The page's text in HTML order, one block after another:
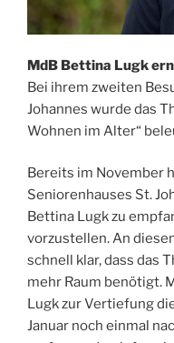
MdB Bettina Lugk
Bei ihrem zweiten
Johannes wurde das
Wohnen im Alter“
Bereits im November
Seniorenhauses St.
Bettina Lugk zu
vorzustellen. An
schnell klar, dass das
mehr Raum benötigt.
Lugk zur Vertiefung
Januar noch einmal